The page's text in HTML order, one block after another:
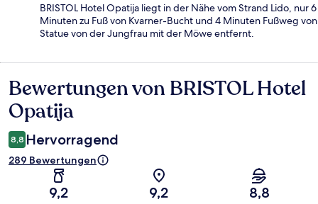
BRISTOL Hotel Opatija liegt in der Nähe vom Strand Lido, nur 6
Minuten zu Fuß von Kvarner-Bucht und 4 Minuten Fußweg von
Statue von der Jungfrau mit der Möwe entfernt.
Bewertungen
Bewertungen von BRISTOL Hotel
Opatija
8,8 Hervorragend
289 Bewertungen
9,2 9,2 8,8